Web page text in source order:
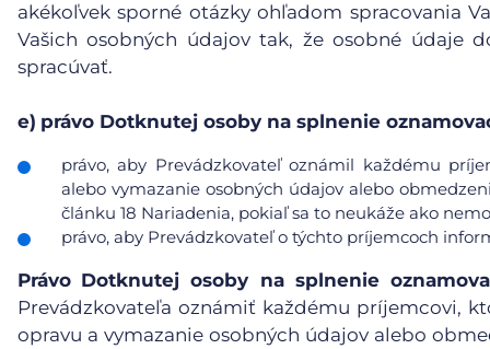
akékoľvek sporné otázky ohľadom spracovania
Vašich osobných údajov tak, že osobné
spracúvať.
e) právo Dotknutej osoby na splnenie
právo, aby Prevádzkovateľ oznámil každému
alebo vymazanie osobných údajov alebo
článku 18 Nariadenia, pokiaľ sa to neukáže ako
právo, aby Prevádzkovateľ o týchto príjemcoch
Právo Dotknutej osoby na splnenie
Prevádzkovateľa oznámiť každému príjemcovi,
opravu a vymazanie osobných údajov alebo